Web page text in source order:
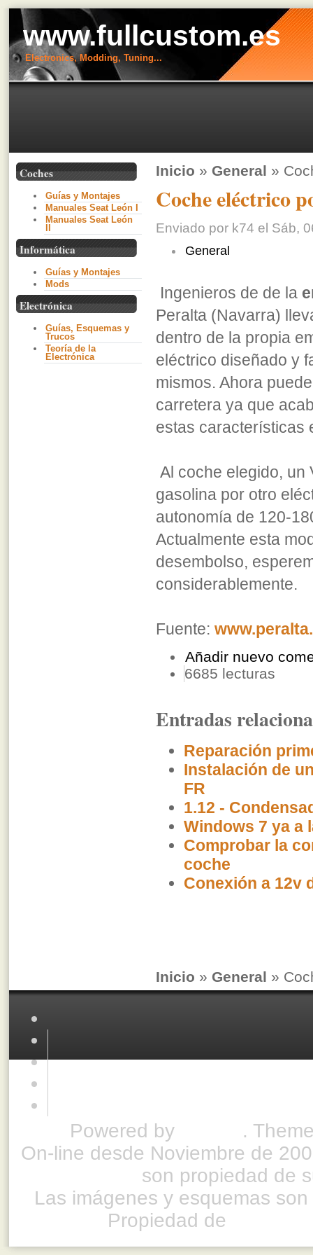
www.fullcustom.es
Electronics, Modding, Tuning...
Coches
Guías y Montajes
Manuales Seat León I
Manuales Seat León
Informática
Guías y Montajes
Mods
Electrónica
Guías, Esquemas y
Trucos
Teoría de la
Electrónica
Inicio » General »
Coche eléctrico
Enviado por k74 el Sáb,
General
Ingenieros de de la
Peralta (Navarra)
dentro de la propia
eléctrico diseñado y
mismos. Ahora
carretera ya que
estas características
Al coche elegido, un
gasolina por otro
autonomía de 120-
Actualmente esta
desembolso,
considerablemente.
Fuente:
Añadir nuevo
6685 lecturas
Entradas
Reparación
Instalación de
FR
1.12 -
Windows 7 ya a
Comprobar la
coche
Conexión a 12v
Inicio » General »
Powered by
.
On-line desde Noviembre de
son propiedad de
Las imágenes y esquemas
Propiedad de